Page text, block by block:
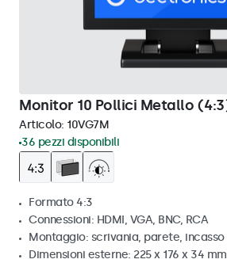
Monitor 10 Pollici Metallo
Articolo: 10VG7M
36 pezzi disponibili
Formato 4:3
Connessioni: HDMI, VGA, BNC, RCA
Montaggio: scrivania, parete, incasso
Dimensioni esterne: 225 x 176 x 34 mm